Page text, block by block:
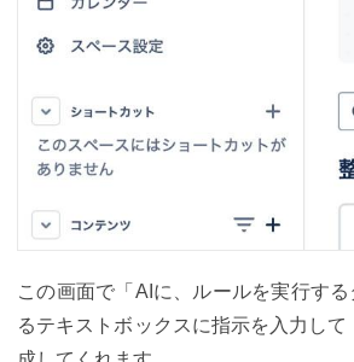
この画面で「AIに、ルールを実行す
るテキストボックスに指示を入力し